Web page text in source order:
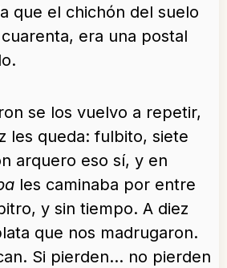
que el chichón del suelo
era una postal
se los vuelvo a repetir,
les queda: fulbito, siete
arquero eso sí, y en
les caminaba por entre
y sin tiempo. A diez
que nos madrugaron.
Si pierden… no pierden